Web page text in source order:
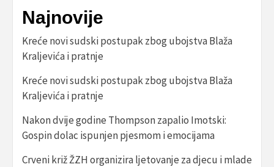
Najnovije
Kreće novi sudski postupak zbog ubojstva Blaža
Kraljevića i pratnje
Kreće novi sudski postupak zbog ubojstva Blaža
Kraljevića i pratnje
Nakon dvije godine Thompson zapalio Imotski:
Gospin dolac ispunjen pjesmom i emocijama
Crveni križ ŽZH organizira ljetovanje za djecu i mlade